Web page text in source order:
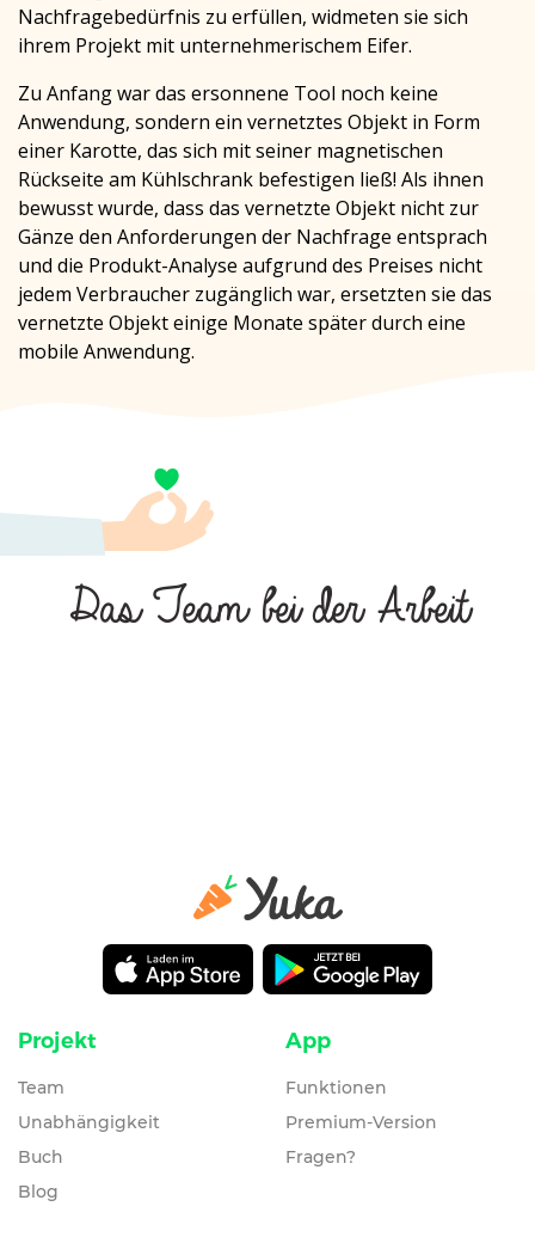
Nachfragebedürfnis zu erfüllen, widmeten sie sich
ihrem Projekt mit unternehmerischem Eifer.
Zu Anfang war das ersonnene Tool noch keine
Anwendung, sondern ein vernetztes Objekt in Form
einer Karotte, das sich mit seiner magnetischen
Rückseite am Kühlschrank befestigen ließ! Als ihnen
bewusst wurde, dass das vernetzte Objekt nicht zur
Gänze den Anforderungen der Nachfrage entsprach
und die Produkt-Analyse aufgrund des Preises nicht
jedem Verbraucher zugänglich war, ersetzten sie das
vernetzte Objekt einige Monate später durch eine
mobile Anwendung.
Das Team bei der Arbeit
Projekt
Team
Unabhängigkeit
Buch
Blog
App
Funktionen
Premium-Version
Fragen?